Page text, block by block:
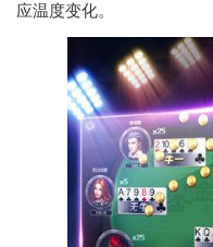
应温度变化。